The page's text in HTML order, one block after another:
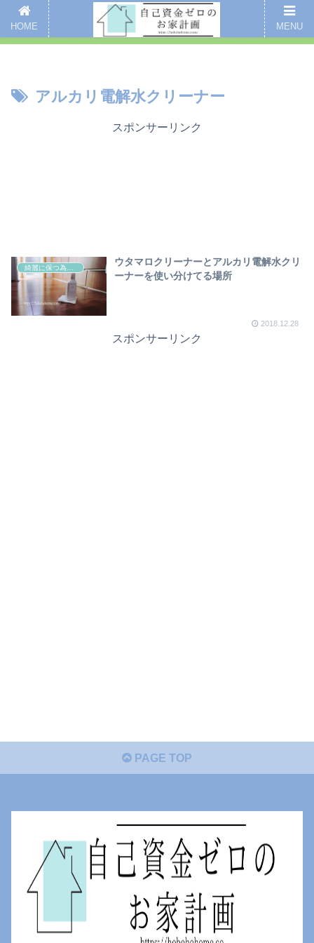
新着記事 愛用品まとめインスタグラム 掃除 全記事一覧
ここをクリックするとブログのご案内ページにいくよ
アルカリ電解水クリーナー
スポンサーリンク
ウタマロクリーナーとアルカリ電解水クリ
ーナーを使い分けてる場所
2018.12.28
スポンサーリンク
PAGE TOP
HOME MENU